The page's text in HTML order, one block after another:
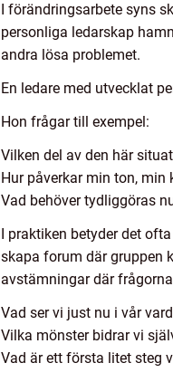
I förändringsarbete syns
personliga ledarskap
andra lösa problemet.
En ledare med utvecklat
Hon frågar till exempel:
Vilken del av den här
Hur påverkar min ton,
Vad behöver tydliggöras
I praktiken betyder det
skapa forum där gruppen
avstämningar där
Vad ser vi just nu i vår
Vilka mönster bidrar vi
Vad är ett första litet steg